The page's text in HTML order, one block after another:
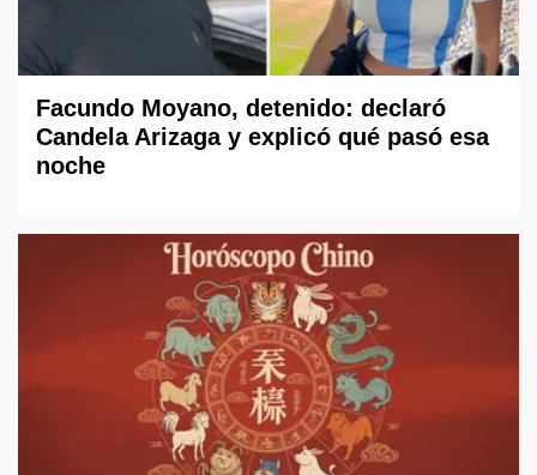
Facundo Moyano, detenido: declaró
Candela Arizaga y explicó qué pasó esa
noche